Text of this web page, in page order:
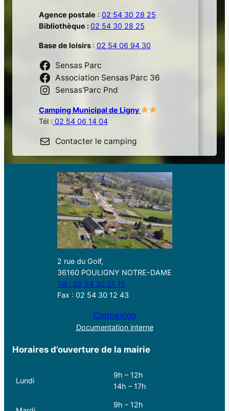
Agence postale : 02 54 30 28 25
Bibliothèque :02 54 30 28 25
Base de loisirs : 02 54 06 94 30
Sensas Parc
Association Sensas Parc 36
Sensas'Parc Pnd
Camping Municipal de Ligny
Tél : 02 54 06 14 04
Contacter le camping
2 rue du Golf,
36160 POULIGNY NOTRE-DAME
Tél : 02 54 30 21 15
Fax : 02 54 30 12 43
Connexion
Documentation interne
Horaires d’ouverture de la mairie
Lundi
9h – 12h
14h – 17h
9h – 12h